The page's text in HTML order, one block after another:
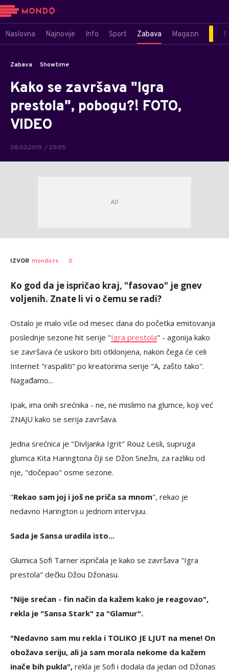
Naslovna Najnovije Info Sport Zabava Magazin
Zabava Showtime
Kako se završava "Igra
prestola", pobogu?! FOTO,
VIDEO
08.03.2019. / 20:05
IZVOR mondo.rs 0
Ko god da je ispričao kraj, "fasovao" je gnev
voljenih. Znate li vi o čemu se radi?
Ostalo je malo više od mesec dana do početka emitovanja
poslednje sezone hit serije "Igra prestola" - agonija kako
se završava će uskoro biti otklonjena, nakon čega će celi
Internet "raspaliti" po kreatorima serije "A, zašto tako".
Nagađamo...
Ipak, ima onih srećnika - ne, ne mislimo na glumce, koji već
ZNAJU kako se serija završava.
Jedna srećnica je "Divljanka Igrit" Rouz Lesli, supruga
glumca Kita Haringtona čiji se Džon Snežni, za razliku od
nje, "dočepao" osme sezone.
"Rekao sam joj i još ne priča sa mnom", rekao je
nedavno Harington u jednom intervjuu.
Sada je Sansa uradila isto...
Glumica Sofi Tarner ispričala je kako se završava "Igra
prestola" dečku Džou Džonasu.
"Nije srećan - fin način da kažem kako je reagovao",
rekla je "Sansa Stark" za "Glamur".
"Nedavno sam mu rekla i TOLIKO JE LJUT na mene! On
obožava seriju, ali ja sam morala nekome da kažem
inače bih pukla", rekla je Sofi i dodala da jedan od Džonas